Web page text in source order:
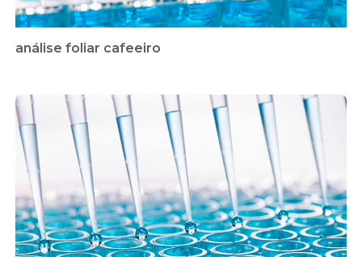
análise foliar cafeeiro